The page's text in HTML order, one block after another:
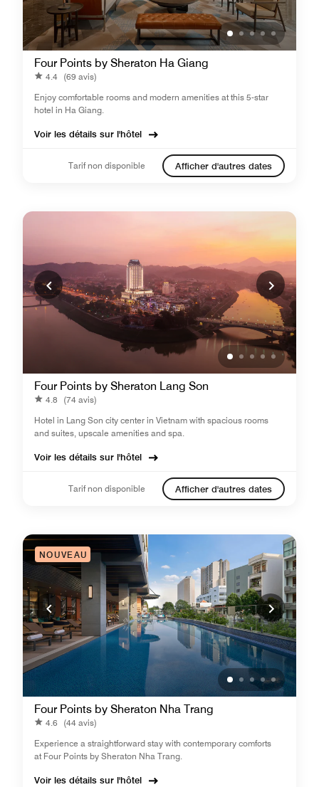
Four Points by Sheraton Ha Giang
4.4 (69 avis)
Enjoy comfortable rooms and modern amenities at this 5-star
hotel in Ha Giang.
Voir les détails sur l'hôtel
Tarif non disponible Afficher d'autres dates
Four Points by Sheraton Lang Son
4.8
(74 avis)
Hotel in Lang Son city center in Vietnam​ with spacious rooms
and suites, upscale amenities and spa.
Voir les détails sur l'hôtel
Tarif non disponible Afficher d'autres dates
NOUVEAU
Four Points by Sheraton Nha Trang
4.6 (44 avis)
Experience a straightforward stay with contemporary comforts
at Four Points by Sheraton Nha Trang.
Voir les détails sur l'hôtel